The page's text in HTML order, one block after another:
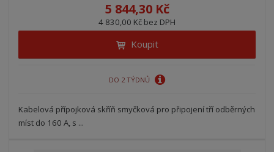
5 844,30 Kč
4 830,00 Kč bez DPH
Koupit
DO 2 TÝDNŮ
Kabelová přípojková skříň smyčková pro připojení tří odběrných
míst do 160 A, s ...